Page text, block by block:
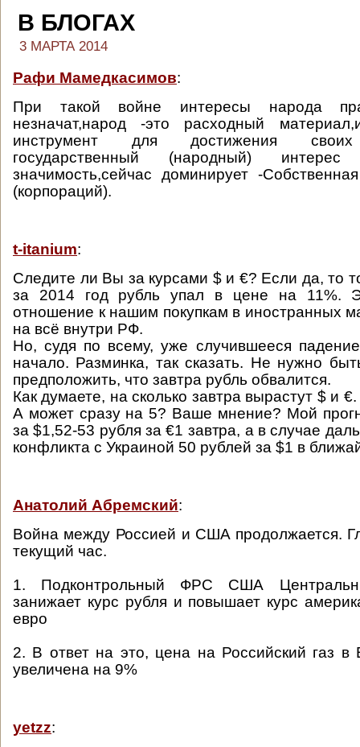
В БЛОГАХ
3 МАРТА 2014
Рафи Мамедкасимов:
При такой войне интересы народа
незначат,народ -это расходный
инструмент для достижения своих
государственный (народный)
значимость,сейчас доминирует -
(корпораций).
t-itanium:
Следите ли Вы за курсами $ и €? Если да, то
за 2014 год рубль упал в цене на 11%.
отношение к нашим покупкам в иностранных
на всё внутри РФ.
Но, судя по всему, уже случившееся
начало. Разминка, так сказать. Не нужно
предположить, что завтра рубль обвалится.
Как думаете, на сколько завтра вырастут $ и
А может сразу на 5? Ваше мнение? Мой
за $1,52-53 рубля за €1 завтра, а в случае
конфликта с Украиной 50 рублей за $1 в
Анатолий Абремский:
Война между Россией и США продолжается.
текущий час.
1. Подконтрольный ФРС США
занижает курс рубля и повышает курс
евро
2. В ответ на это, цена на Российский газ в
увеличена на 9%
yetzz: